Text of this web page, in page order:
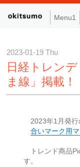
Menu1
2023-01-19 Thu
日経トレン
ま線」掲載！
2023年1月発行
合いマーク用
トレンド商品
す。